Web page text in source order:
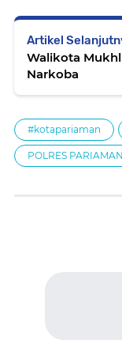
Artikel
Walikota
Narkoba
#kotapariaman
POLRES PARIAMAN